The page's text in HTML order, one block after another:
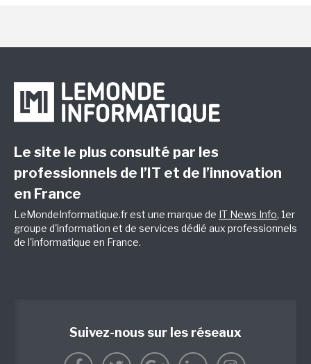
Le site le plus consulté par les
professionnels de l’IT et de l’innovation
en France
LeMondeInformatique.fr est une marque de IT News Info, 1er
groupe d'information et de services dédié aux professionnels
de l'informatique en France.
Suivez-nous sur les réseaux